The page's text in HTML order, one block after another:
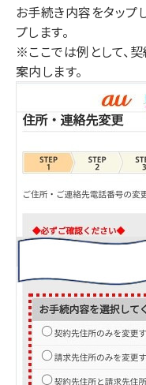
お手続き内容をタップ
プします。
※ここでは例として、
案内します。